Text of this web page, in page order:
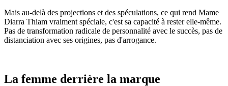
Mais au-delà des projections et des spéculations, ce qui rend Mame
Diarra Thiam vraiment spéciale, c'est sa capacité à rester elle-même.
Pas de transformation radicale de personnalité avec le succès, pas de
distanciation avec ses origines, pas d'arrogance.
La femme derrière la marque